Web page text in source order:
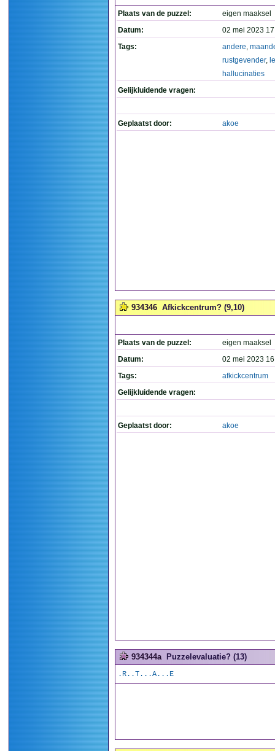
Plaats van de puzzel:
eigen maaksel
Datum:
02 mei 2023
Tags:
andere,
rustgevender,
hallucinaties
Gelijkluidende vragen:
Geplaatst door: akoe
934346 Afkickcentrum? (9,10)
Plaats van de puzzel:
eigen maaksel
Datum:
02 mei 2023
Tags:
afkickcentrum
Gelijkluidende vragen:
Geplaatst door: akoe
934344a Puzzelevaluatie? (13)
.R..T...A...E